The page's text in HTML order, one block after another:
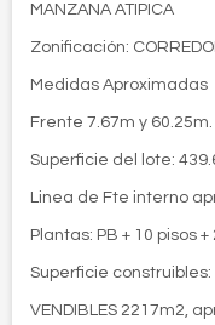
MANZANA ATIPICA
Zonificación:
Medidas Aproximadas
Frente 7.67m y
Superficie del lote:
Linea de Fte interno
Plantas: PB + 10 pisos
Superficie construibles:
VENDIBLES 2217m2,